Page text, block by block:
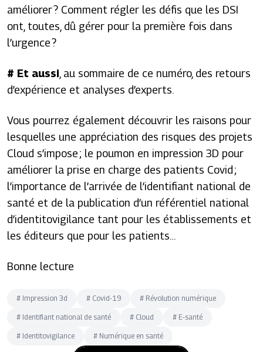
améliorer ? Comment régler les défis que les DSI
ont, toutes, dû gérer pour la première fois dans
l’urgence ?
# Et aussi , au sommaire de ce numéro, des retours
d’expérience et analyses d’experts.
Vous pourrez également découvrir les raisons pour
lesquelles une appréciation des risques des projets
Cloud s’impose ; le poumon en impression 3D pour
améliorer la prise en charge des patients Covid ;
l’importance de l’arrivée de l’identifiant national de
santé et de la publication d’un référentiel national
d’identitovigilance tant pour les établissements et
les éditeurs que pour les patients…
Bonne lecture
# Impression 3d # Covid-19 # Révolution numérique
# Identifiant national de santé # Cloud # E-santé
# Identitovigilance # Numérique en santé